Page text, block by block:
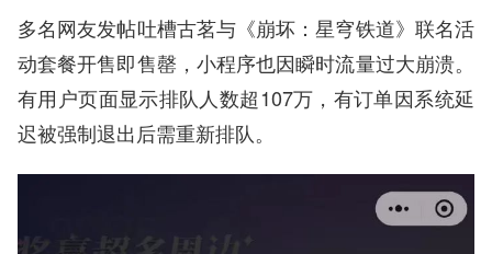
多名网友发帖吐槽古茗与《崩坏：星穹铁道》联名活
动套餐开售即售罄，小程序也因瞬时流量过大崩溃。
有用户页面显示排队人数超107万，有订单因系统延
迟被强制退出后需重新排队。